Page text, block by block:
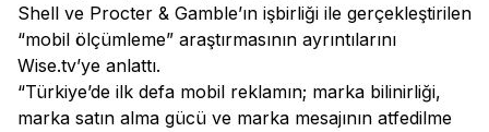
Shell ve Procter & Gamble’ın işbirliği ile gerçekleştirilen
“mobil ölçümleme” araştırmasının ayrıntılarını
Wise.tv’ye anlattı.
“Türkiye’de ilk defa mobil reklamın; marka bilinirliği,
marka satın alma gücü ve marka mesajının atfedilme